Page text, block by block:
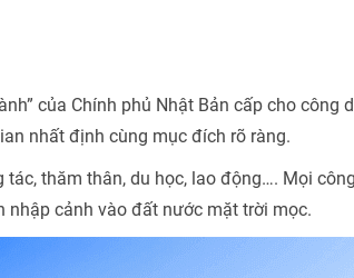
của Chính phủ Nhật Bản cấp cho công
nhất định cùng mục đích rõ ràng.
thăm thân, du học, lao động…. Mọi
nhập cảnh vào đất nước mặt trời mọc.